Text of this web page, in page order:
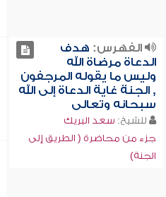
الفهرس: هدف
الدعاة مرضاة الله
وليس ما يقوله المرجفون
, الجنة غاية الدعاة إلى الله
سبحانه وتعالى
للشيخ: سعد البريك
جزء من محاضرة ( الطريق إلى
الجنة)